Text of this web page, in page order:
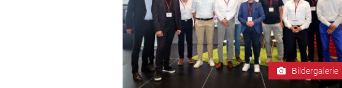
Bildergalerie